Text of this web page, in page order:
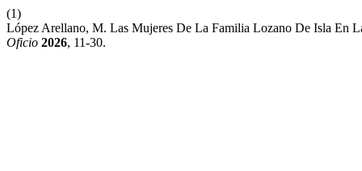
(1)
López Arellano, M. Las Mujeres De La Familia Lozano De Isla En
Oficio 2026, 11-30.